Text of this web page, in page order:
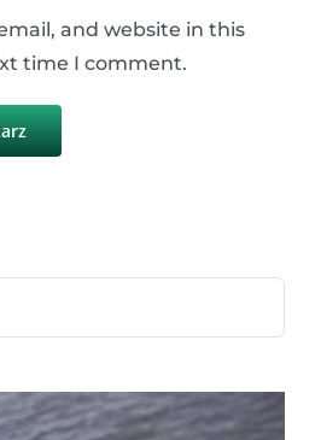
and website in this
time I comment.